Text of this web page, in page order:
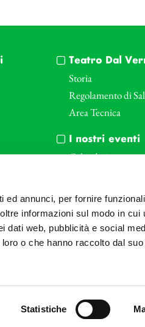
annunci, per fornire
informazioni sul modo in cui
dati web, pubblicità e social
o che hanno raccolto dal
Statistiche
Teatro Dal
Storia
Regolamento di
Area Tecnica
I nostri eventi
Calendario
Biglietteria
Archivio